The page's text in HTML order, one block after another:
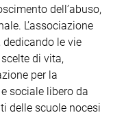
dell’abuso,
L’associazione
le vie
di vita,
per la
sociale libero da
delle scuole nocesi